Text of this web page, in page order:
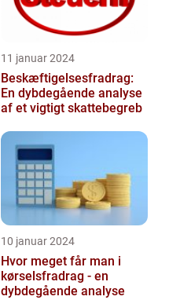
11 januar 2024
Beskæftigelsesfradrag:
En dybdegående analyse
af et vigtigt skattebegreb
10 januar 2024
Hvor meget får man i
kørselsfradrag - en
dybdegående analyse